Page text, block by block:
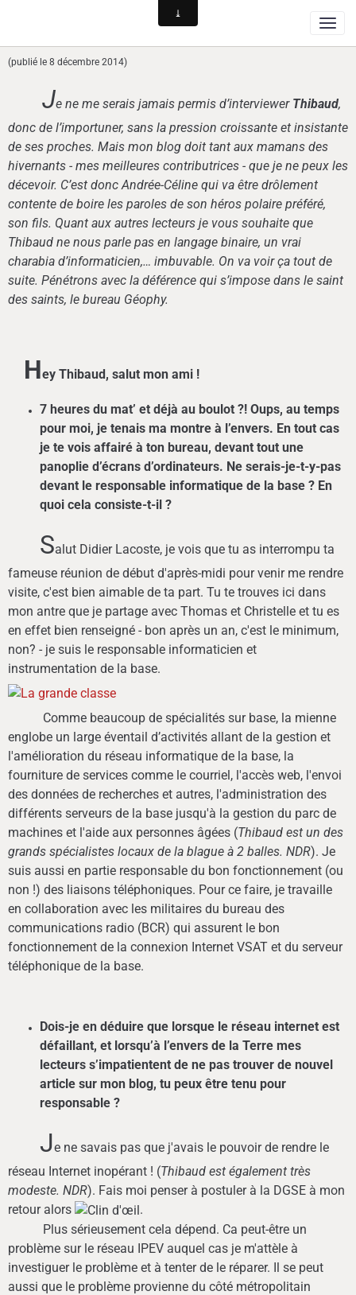
(publié le 8 décembre 2014)
Je ne me serais jamais permis d’interviewer Thibaud,
donc de l’importuner, sans la pression croissante et insistante
de ses proches. Mais mon blog doit tant aux mamans des
hivernants - mes meilleures contributrices - que je ne peux les
décevoir. C’est donc Andrée-Céline qui va être drôlement
contente de boire les paroles de son héros polaire préféré,
son fils. Quant aux autres lecteurs je vous souhaite que
Thibaud ne nous parle pas en langage binaire, un vrai
charabia d’informaticien,… imbuvable. On va voir ça tout de
suite. Pénétrons avec la déférence qui s’impose dans le saint
des saints, le bureau Géophy.
Hey Thibaud, salut mon ami !
7 heures du mat’ et déjà au boulot ?! Oups, au temps
pour moi, je tenais ma montre à l’envers. En tout cas
je te vois affairé à ton bureau, devant tout une
panoplie d’écrans d’ordinateurs. Ne serais-je-t-y-pas
devant le responsable informatique de la base ? En
quoi cela consiste-t-il ?
Salut Didier Lacoste, je vois que tu as interrompu ta
fameuse réunion de début d'après-midi pour venir me rendre
visite, c'est bien aimable de ta part. Tu te trouves ici dans
mon antre que je partage avec Thomas et Christelle et tu es
en effet bien renseigné - bon après un an, c'est le minimum,
non? - je suis le responsable informaticien et
instrumentation de la base.
Comme beaucoup de spécialités sur base, la mienne
englobe un large éventail d’activités allant de la gestion et
l'amélioration du réseau informatique de la base, la
fourniture de services comme le courriel, l'accès web, l'envoi
des données de recherches et autres, l'administration des
différents serveurs de la base jusqu'à la gestion du parc de
machines et l'aide aux personnes âgées (Thibaud est un des
grands spécialistes locaux de la blague à 2 balles. NDR). Je
suis aussi en partie responsable du bon fonctionnement (ou
non !) des liaisons téléphoniques. Pour ce faire, je travaille
en collaboration avec les militaires du bureau des
communications radio (BCR) qui assurent le bon
fonctionnement de la connexion Internet VSAT et du serveur
téléphonique de la base.
Dois-je en déduire que lorsque le réseau internet est
défaillant, et lorsqu’à l’envers de la Terre mes
lecteurs s’impatientent de ne pas trouver de nouvel
article sur mon blog, tu peux être tenu pour
responsable ?
Je ne savais pas que j'avais le pouvoir de rendre le
réseau Internet inopérant ! (Thibaud est également très
modeste. NDR). Fais moi penser à postuler à la DGSE à mon
retour alors
.
Plus sérieusement cela dépend. Ca peut-être un
problème sur le réseau IPEV auquel cas je m'attèle à
investiguer le problème et à tenter de le réparer. Il se peut
aussi que le problème provienne du côté métropolitain